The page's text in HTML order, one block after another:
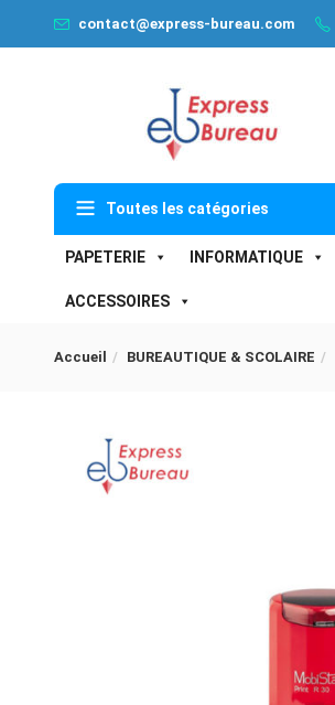
contact@express-bureau.com
Toutes les catégories
INFORMATIQUE
PAPETERIE
ACCESSOIRES
Accueil BUREAUTIQUE & SCOLAIRE